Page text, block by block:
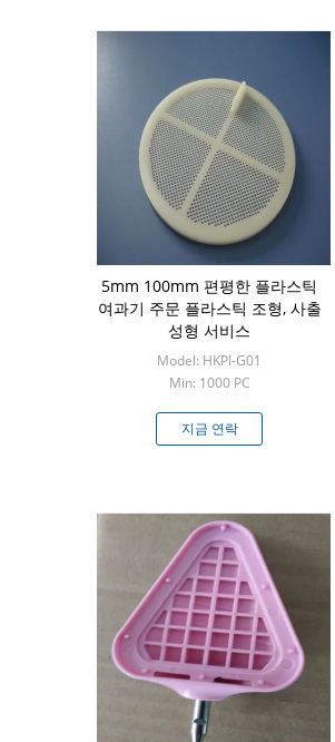
5mm 100mm 편평한 플라스틱
여과기 주문 플라스틱 조형, 사출
성형 서비스
Model: HKPI-G01
Min: 1000 PC
지금 연락